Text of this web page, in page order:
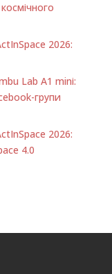
2026:
Lab A1 minі:
групи
2026:
4.0